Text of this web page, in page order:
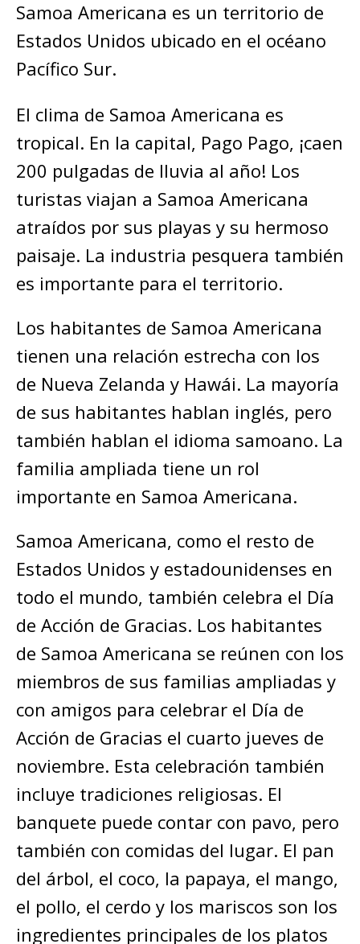
Samoa Americana es un territorio de
Estados Unidos ubicado en el océano
Pacífico Sur.
El clima de Samoa Americana es
tropical. En la capital, Pago Pago, ¡caen
200 pulgadas de lluvia al año! Los
turistas viajan a Samoa Americana
atraídos por sus playas y su hermoso
paisaje. La industria pesquera también
es importante para el territorio.
Los habitantes de Samoa Americana
tienen una relación estrecha con los
de Nueva Zelanda y Hawái. La mayoría
de sus habitantes hablan inglés, pero
también hablan el idioma samoano. La
familia ampliada tiene un rol
importante en Samoa Americana.
Samoa Americana, como el resto de
Estados Unidos y estadounidenses en
todo el mundo, también celebra el Día
de Acción de Gracias. Los habitantes
de Samoa Americana se reúnen con los
miembros de sus familias ampliadas y
con amigos para celebrar el Día de
Acción de Gracias el cuarto jueves de
noviembre. Esta celebración también
incluye tradiciones religiosas. El
banquete puede contar con pavo, pero
también con comidas del lugar. El pan
del árbol, el coco, la papaya, el mango,
el pollo, el cerdo y los mariscos son los
ingredientes principales de los platos